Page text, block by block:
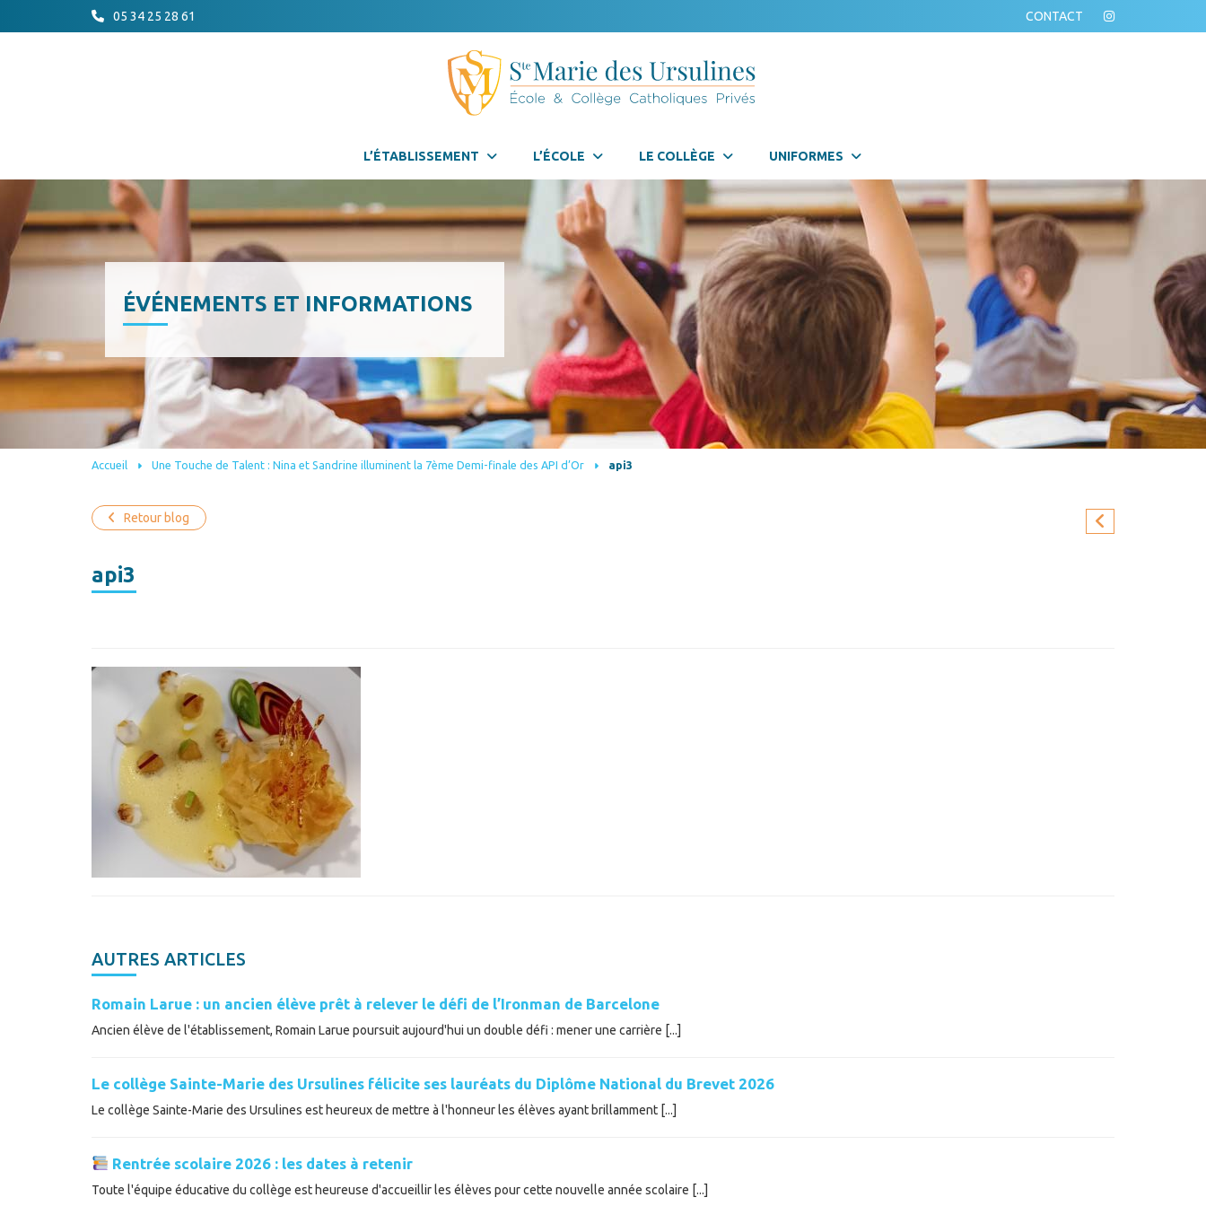
05 34 25 28 61 CONTACT
L’ÉTABLISSEMENT L’ÉCOLE LE COLLÈGE UNIFORMES
ÉVÉNEMENTS ET INFORMATIONS
Accueil Une Touche de Talent : Nina et Sandrine illuminent la 7ème Demi-finale des API d’Or api3
Retour blog
api3
AUTRES ARTICLES
Romain Larue : un ancien élève prêt à relever le défi de l’Ironman de Barcelone
Ancien élève de l'établissement, Romain Larue poursuit aujourd'hui un double défi : mener une carrière [...]
Le collège Sainte-Marie des Ursulines félicite ses lauréats du Diplôme National du Brevet 2026
Le collège Sainte-Marie des Ursulines est heureux de mettre à l'honneur les élèves ayant brillamment [...]
Rentrée scolaire 2026 : les dates à retenir
Toute l'équipe éducative du collège est heureuse d'accueillir les élèves pour cette nouvelle année scolaire [...]